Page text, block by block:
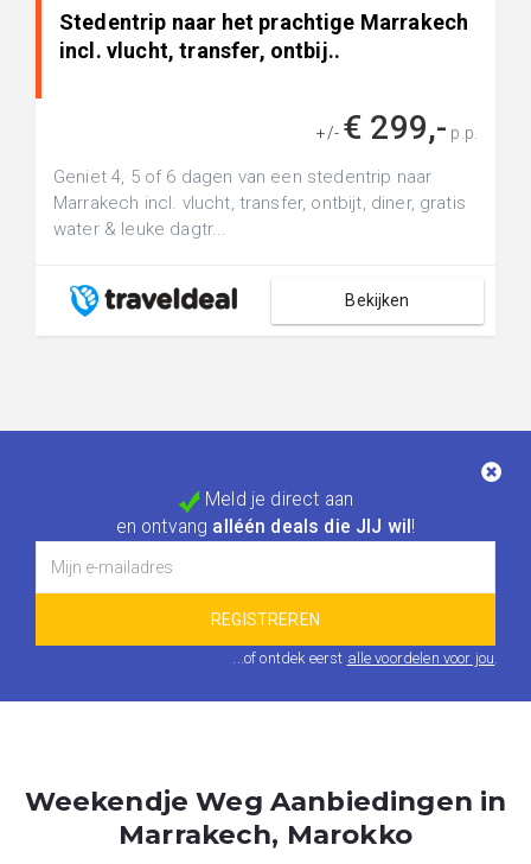
Stedentrip naar het prachtige Marrakech
incl. vlucht, transfer, ontbij..
+/- € 299,- p.p.
Geniet 4, 5 of 6 dagen van een stedentrip naar
Marrakech incl. vlucht, transfer, ontbijt, diner, gratis
water & leuke dagtr...
Bekijken
Meld je direct aan
en ontvang alléén deals die JIJ wil !
...of ontdek eerst alle voordelen voor jou.
Weekendje Weg Aanbiedingen in
Marrakech, Marokko